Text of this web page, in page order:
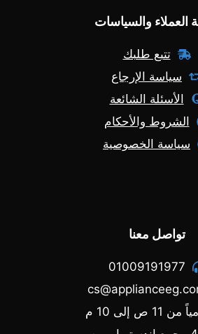
العملاء والسياسات
تتبع طلبك
سياسة الإرجاع
الأسئلة الشائعة
الشروط والأحكام
سياسة الخصوصية
تواصل معنا
01009191977
11 ص إلى 10 م